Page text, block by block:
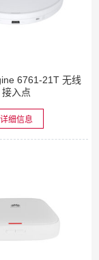
6761-21T 无线
接入点
详细信息